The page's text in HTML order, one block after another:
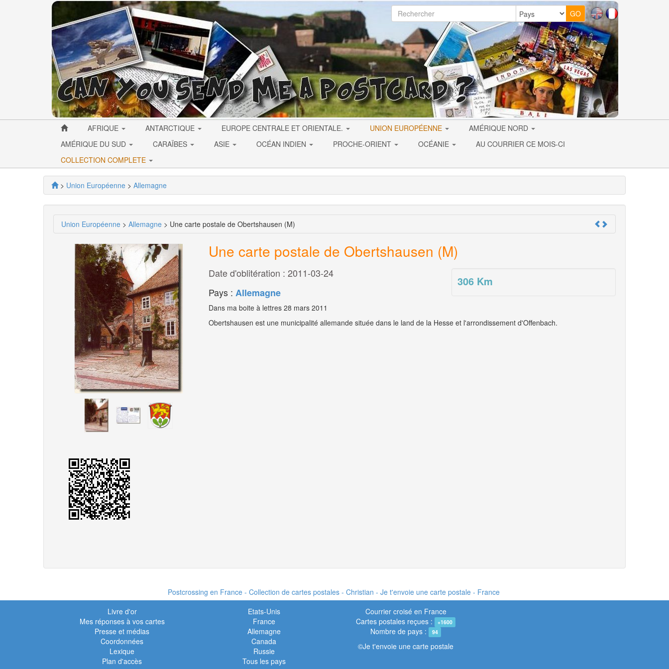
AFRIQUE ANTARCTIQUE EUROPE CENTRALE ET ORIENTALE. UNION EUROPÉENNE
AMÉRIQUE NORD
AMÉRIQUE DU SUD
CARAÏBES ASIE OCÉAN INDIEN PROCHE-ORIENT OCÉANIE
AU COURRIER CE MOIS-CI
COLLECTION COMPLETE
> Union Européenne > Allemagne
Union Européenne > Allemagne > Une carte postale de Obertshausen (M)
Une carte postale de Obertshausen (M)
306 Km
Date d'oblitération : 2011-03-24
Pays : Allemagne
Dans ma boite à lettres 28 mars 2011
Obertshausen est une municipalité allemande située dans le land de la Hesse et l'arrondissement d'Offenbach.
Postcrossing en France - Collection de cartes postales - Christian - Je t'envoie une carte postale - France
Livre d'or
Mes réponses à vos cartes
Presse et médias
Coordonnées
Lexique
Plan d'accès
Etats-Unis
France
Allemagne
Canada
Russie
Tous les pays
Courrier croisé en France
Cartes postales reçues :
+1600
Nombre de pays : 94
©Je t'envoie une carte postale